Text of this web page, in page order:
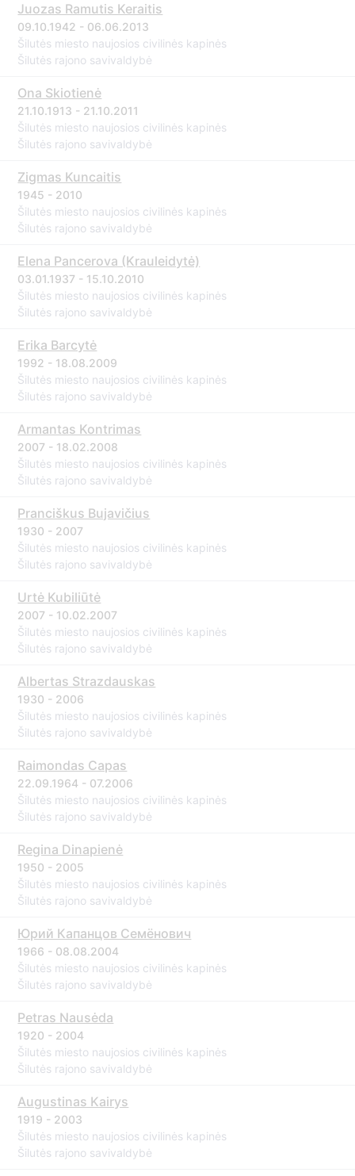
Juozas Ramutis Keraitis
09.10.1942 - 06.06.2013
Šilutės miesto naujosios civilinės kapinės
Šilutės rajono savivaldybė
Ona Skiotienė
21.10.1913 - 21.10.2011
Šilutės miesto naujosios civilinės kapinės
Šilutės rajono savivaldybė
Zigmas Kuncaitis
1945 - 2010
Šilutės miesto naujosios civilinės kapinės
Šilutės rajono savivaldybė
Elena Pancerova (Krauleidytė)
03.01.1937 - 15.10.2010
Šilutės miesto naujosios civilinės kapinės
Šilutės rajono savivaldybė
Erika Barcytė
1992 - 18.08.2009
Šilutės miesto naujosios civilinės kapinės
Šilutės rajono savivaldybė
Armantas Kontrimas
2007 - 18.02.2008
Šilutės miesto naujosios civilinės kapinės
Šilutės rajono savivaldybė
Pranciškus Bujavičius
1930 - 2007
Šilutės miesto naujosios civilinės kapinės
Šilutės rajono savivaldybė
Urtė Kubiliūtė
2007 - 10.02.2007
Šilutės miesto naujosios civilinės kapinės
Šilutės rajono savivaldybė
Albertas Strazdauskas
1930 - 2006
Šilutės miesto naujosios civilinės kapinės
Šilutės rajono savivaldybė
Raimondas Capas
22.09.1964 - 07.2006
Šilutės miesto naujosios civilinės kapinės
Šilutės rajono savivaldybė
Regina Dinapienė
1950 - 2005
Šilutės miesto naujosios civilinės kapinės
Šilutės rajono savivaldybė
Юрий Капанцов Семёнович
1966 - 08.08.2004
Šilutės miesto naujosios civilinės kapinės
Šilutės rajono savivaldybė
Petras Nausėda
1920 - 2004
Šilutės miesto naujosios civilinės kapinės
Šilutės rajono savivaldybė
Augustinas Kairys
1919 - 2003
Šilutės miesto naujosios civilinės kapinės
Šilutės rajono savivaldybė